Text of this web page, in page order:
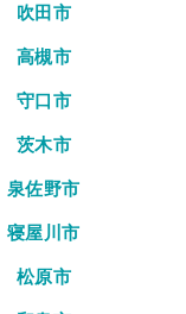
吹田市
高槻市
守口市
茨木市
泉佐野市
寝屋川市
松原市